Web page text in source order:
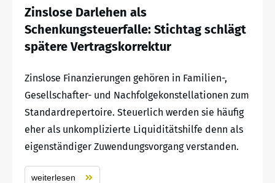
Zinslose Darlehen als
Schenkungsteuerfalle: Stichtag schlägt
spätere Vertragskorrektur
Zinslose Finanzierungen gehören in Familien-,
Gesellschafter- und Nachfolgekonstellationen zum
Standardrepertoire. Steuerlich werden sie häufig
eher als unkomplizierte Liquiditätshilfe denn als
eigenständiger Zuwendungsvorgang verstanden.
weiterlesen